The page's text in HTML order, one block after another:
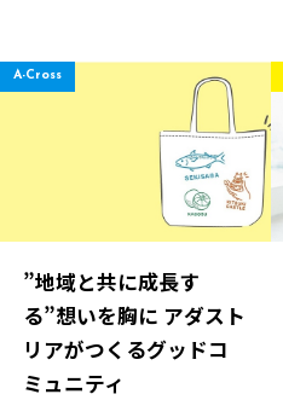
”地域と共に成長す
る”想いを胸に アダスト
リアがつくるグッドコ
ミュニティ
A-Cross